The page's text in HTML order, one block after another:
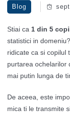
Blog
Stiai ca 1 din 5
statistici in
ridicate ca si copilul
purtarea ochelarilor
mai putin lunga de
De aceea, este
mica ti le transmite